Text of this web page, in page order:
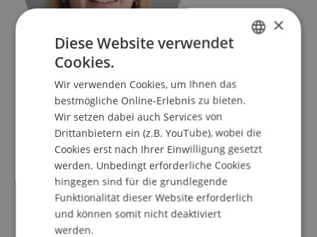
Forschungsmanagerin
Forschungsförderung
Universität Liechtenstein
Fürst-Franz-Josef-Strasse
9490 Vaduz
Liechtenstein
T. +423 265 11 75
nadine.szekely@uni.li
×
Diese Website verwendet
Cookies.
Wir verwenden Cookies, um Ihnen das
bestmögliche Online-Erlebnis zu bieten.
Wir setzen dabei auch Services von
Drittanbietern ein (z.B. YouTube), wobei die
Cookies erst nach Ihrer Einwilligung gesetzt
werden. Unbedingt erforderliche Cookies
hingegen sind für die grundlegende
Funktionalität dieser Website erforderlich
und können somit nicht deaktiviert
werden.